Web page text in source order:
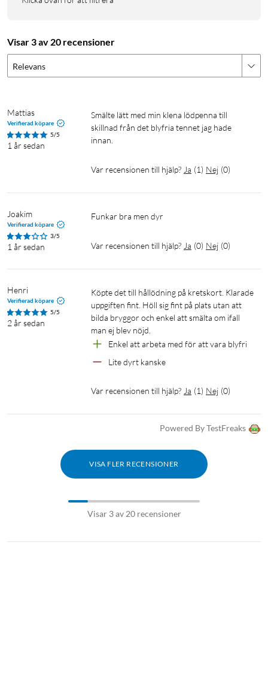
Visar 3 av 20 recensioner
Relevans
Mattias
Verifierad köpare
5/5
1 år sedan
Smälte lätt med min klena lödpenna till
skillnad från det blyfria tennet jag hade
innan.
Var recensionen till hjälp? Ja (1) Nej (0)
Joakim
Verifierad köpare
3/5
1 år sedan
Funkar bra men dyr
Var recensionen till hjälp? Ja (0) Nej (0)
Henri
Verifierad köpare
5/5
2 år sedan
Köpte det till hållödning på kretskort. Klarade
uppgiften fint. Höll sig fint på plats utan att
bilda bryggor och enkel att smälta om ifall
man ej blev nöjd.
Enkel att arbeta med för att vara blyfri
Lite dyrt kanske
Var recensionen till hjälp? Ja (1) Nej (0)
Powered By TestFreaks
VISA FLER RECENSIONER
Visar 3 av 20 recensioner